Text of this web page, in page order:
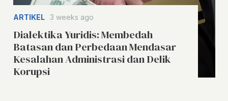
ARTIKEL 3 weeks ago
Dialektika Yuridis: Membedah
Batasan dan Perbedaan Mendasar
Kesalahan Administrasi dan Delik
Korupsi